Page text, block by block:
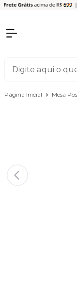
Página Inicial Mesa